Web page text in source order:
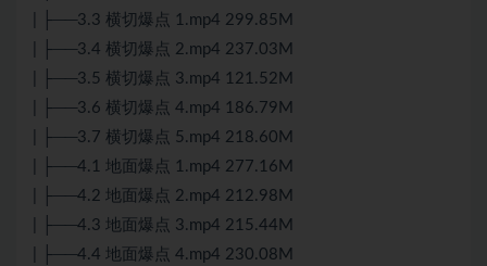
| ├──3.3 横切爆点 1.mp4 299.85M
| ├──3.4 横切爆点 2.mp4 237.03M
| ├──3.5 横切爆点 3.mp4 121.52M
| ├──3.6 横切爆点 4.mp4 186.79M
| ├──3.7 横切爆点 5.mp4 218.60M
| ├──4.1 地面爆点 1.mp4 277.16M
| ├──4.2 地面爆点 2.mp4 212.98M
| ├──4.3 地面爆点 3.mp4 215.44M
| ├──4.4 地面爆点 4.mp4 230.08M